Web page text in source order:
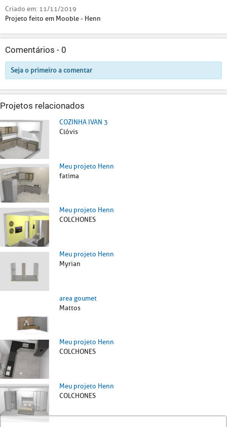
Criado em: 11/11/2019
Projeto feito em Mooble - Henn
Comentários - 0
Seja o primeiro a comentar
Projetos relacionados
COZINHA IVAN 3
Clóvis
Meu projeto Henn
fatima
Meu projeto Henn
COLCHONES
Meu projeto Henn
Myrian
area goumet
Mattos
Meu projeto Henn
COLCHONES
Meu projeto Henn
COLCHONES